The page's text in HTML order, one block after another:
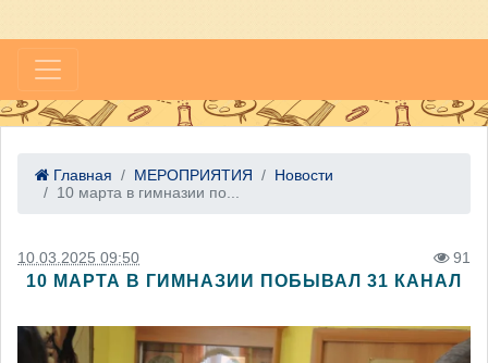
Главная МЕРОПРИЯТИЯ
Новости
10 марта в гимназии по...
10.03.2025 09:50 91
10 МАРТА В ГИМНАЗИИ ПОБЫВАЛ 31 КАНАЛ